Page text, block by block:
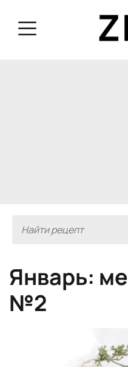
Январь:
№2